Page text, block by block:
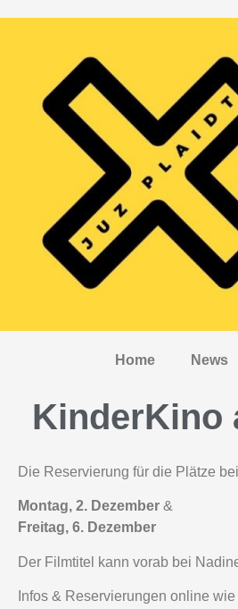
Home News
KinderKino
Die Reservierung für die Plätze
Montag, 2. Dezember &
Freitag, 6. Dezember
Der Filmtitel kann vorab bei
Infos & Reservierungen online